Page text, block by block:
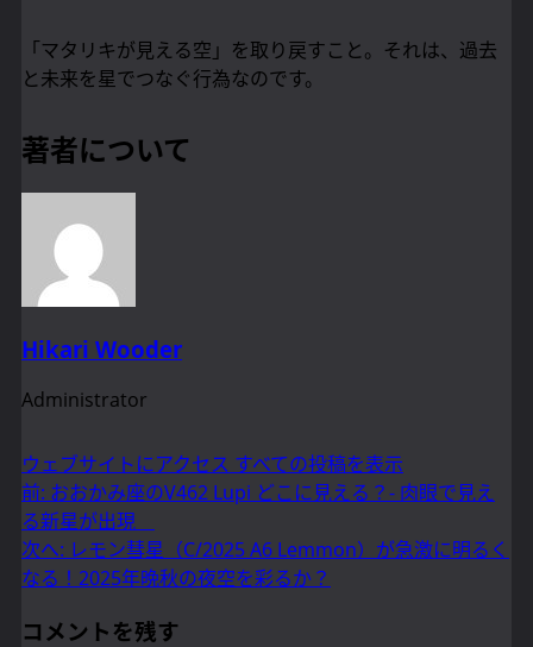
「マタリキが見える空」を取り戻すこと。それは、過去
と未来を星でつなぐ行為なのです。
著者について
Hikari Wooder
Administrator
ウェブサイトにアクセス すべての投稿を表示
投
稿
ナ
ビ
前: おおかみ座のV462 Lupi どこに見える？- 肉眼で見え
る新星が出現
次へ: レモン彗星（C/2025 A6 Lemmon）が急激に明るく
なる！2025年晩秋の夜空を彩るか？
コメントを残す